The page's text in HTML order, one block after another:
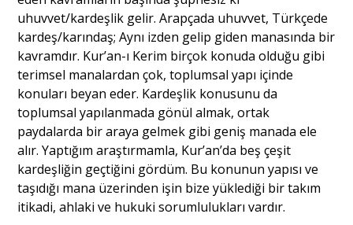
Ankara Analiz
Sağlık
uhuvvet/kardeşlik gelir. Arapçada uhuvvet, Türkçede
kardeş/karındaş; Aynı izden gelip giden manasında bir
kavramdır. Kur’an-ı Kerim birçok konuda olduğu gibi
terimsel manalardan çok, toplumsal yapı içinde
konuları beyan eder. Kardeşlik konusunu da
toplumsal yapılanmada gönül almak, ortak
paydalarda bir araya gelmek gibi geniş manada ele
alır. Yaptığım araştırmamla, Kur’an’da beş çeşit
kardeşliğin geçtiğini gördüm. Bu konunun yapısı ve
taşıdığı mana üzerinden işin bize yüklediği bir takım
itikadi, ahlaki ve hukuki sorumlulukları vardır.